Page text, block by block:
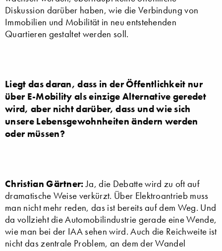
Diskussion darüber haben, wie die Verbindung von
Immobilien und Mobilität in neu entstehenden
Quartieren gestaltet werden soll.
Liegt das daran, dass in der Öffentlichkeit nur
über E-Mobility als einzige Alternative geredet
wird, aber nicht darüber, dass und wie sich
unsere Lebensgewohnheiten ändern werden
oder müssen?
Christian Gärtner:Ja, die Debatte wird zu oft auf
dramatische Weise verkürzt. Über Elektroantrieb muss
man nicht mehr reden, das ist bereits auf dem Weg. Und
da vollzieht die Automobilindustrie gerade eine Wende,
wie man bei der IAA sehen wird. Auch die Reichweite ist
nicht das zentrale Problem, an dem der Wandel